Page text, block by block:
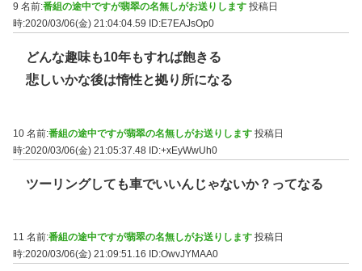
9 名前:番組の途中ですが翡翠の名無しがお送りします 投稿日
時:2020/03/06(金) 21:04:04.59
ID:E7EAJsOp0
どんな趣味も10年もすれば飽きる
悲しいかな後は惰性と拠り所になる
10 名前:番組の途中ですが翡翠の名無しがお送りします 投稿日
時:2020/03/06(金) 21:05:37.48 ID:+xEyWwUh0
ツーリングしても車でいいんじゃないか？ってなる
11 名前:番組の途中ですが翡翠の名無しがお送りします 投稿日
時:2020/03/06(金) 21:09:51.16
ID:OwvJYMAA0